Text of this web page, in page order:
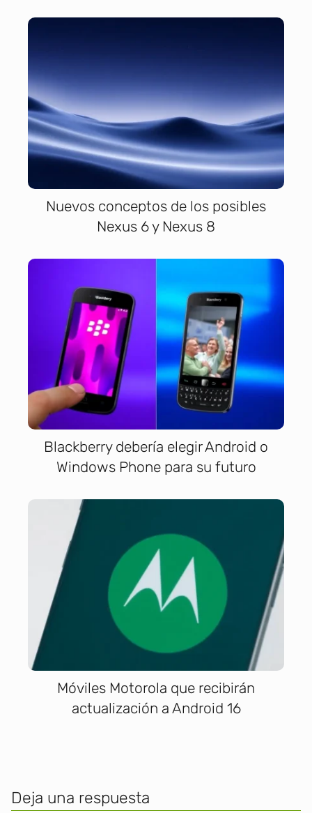
Nuevos conceptos de los posibles
Nexus 6 y Nexus 8
Blackberry debería elegir Android o
Windows Phone para su futuro
Móviles Motorola que recibirán
actualización a Android 16
Deja una respuesta